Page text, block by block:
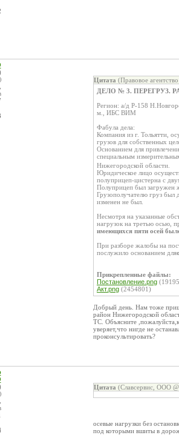
Цитата (Правовое
ДЕЛО № 3. ПЕРЕГРУЗ.
Регион: а/д Р-158
м., ИБС ВИМ
Фабула дела:
Компания из г. Тольятти,
грузов для собственных
Основанием для
специальным
Нижегородской области.
Юридическое лицо
полуприцеп-цистерна с
Полуприцеп был загружен
Грузополучателю груз был
изменен не был.
Несмотря на указанные
нагрузок на третью осью,
имеющихся пяти осей
При разборе жалобы на
послужило основанием для
Прикрепленные файлы:
Постановление.png
Акт.png (2454801)
Добрый день. Нам тоже
район Нижегородской
ТС. Объясните
уверяет,что нигде не
проконсультировать?
Цитата (Славсервис, ООО
осевые нагрузки без
под которыми вшиты в